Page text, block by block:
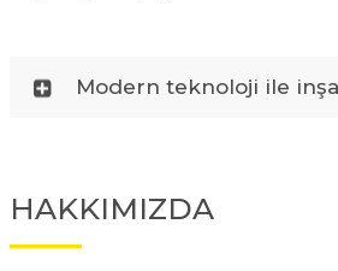
Modern teknoloji ile
HAKKIMIZDA